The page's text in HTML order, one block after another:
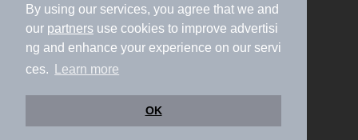
By using our services, you agree that we and
our partners use cookies to improve advertisi
ng and enhance your experience on our servi
ces.
Learn more
OK
加盟店募集（資料請求）
広告出稿のご案内
利用規約
ライフスタイルMEMBERS+規約
特定商取引法に基づく表記
ヘルプ
採用情報
運営会社